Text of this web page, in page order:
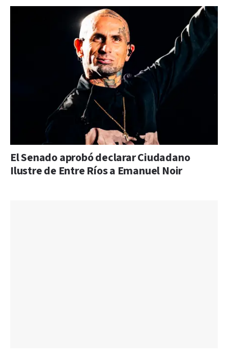
El Senado aprobó declarar Ciudadano
Ilustre de Entre Ríos a Emanuel Noir